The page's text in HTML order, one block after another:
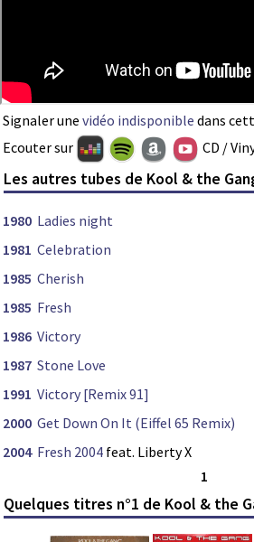
Signaler une vidéo indisponible dans
Ecouter sur
CD /
Les autres tubes de Kool & the
1980 Ladies night
1981 Celebration
1985 Cherish
1985 Fresh
1986 Victory
1987 Stone Love
1991 Victory [Remix 91]
2000 Get Down On It (Eiffel 65 Remix)
2004 Fresh 2004 feat. Liberty X
1
Quelques titres n°1 de Kool & the